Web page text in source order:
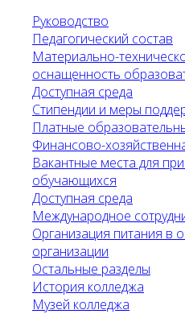
Руководство
Педагогический состав
Материально-
оснащенность
Доступная среда
Стипендии и меры
Платные
Финансово-
Вакантные места для
обучающихся
Доступная среда
Международное
Организация питания в
организации
Остальные разделы
История колледжа
Музей колледжа